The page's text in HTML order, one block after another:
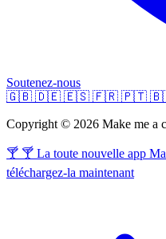
Soutenez-nous
🇬🇧 🇩🇪 🇪🇸 🇫🇷 🇵🇹
Copyright © 2026 Make me a
🍸 🍸 La toute nouvelle app
téléchargez-la maintenant